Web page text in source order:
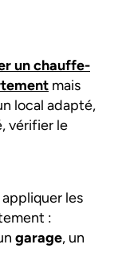
un chauffe-
mais
local adapté,
vérifier le
les
:
garage, un